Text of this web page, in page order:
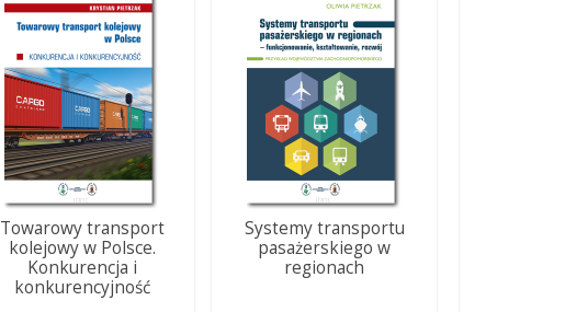
Towarowy transport
kolejowy w Polsce.
Konkurencja i
konkurencyjność
Systemy transportu
pasażerskiego w
regionach